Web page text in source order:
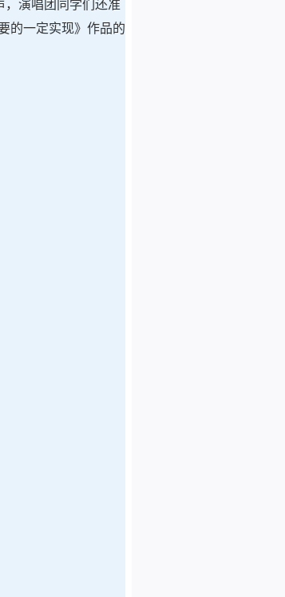
，演唱团同学们还准
的一定实现》作品的